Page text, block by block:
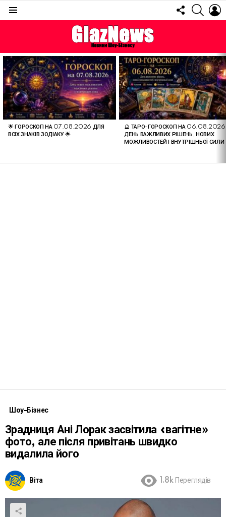
FOLLOW
US
ОСТАННІ
СТАТТІ
🌟 ГОРОСКОП НА 07.08.2026 ДЛЯ
ВСІХ ЗНАКІВ ЗОДІАКУ 🌟
🔮 ТАРО-ГОРОСКОП НА
ДЕНЬ ВАЖЛИВИХ РІШЕНЬ, НОВИХ
МОЖЛИВОСТЕЙ І ВНУТРІШНЬОЇ СИЛИ
Шоу-Бізнес
Зрадниця Ані Лорак засвітила «вагітне»
фото, але після привітань швидко
видалила його
Віта 1.8k Переглядів